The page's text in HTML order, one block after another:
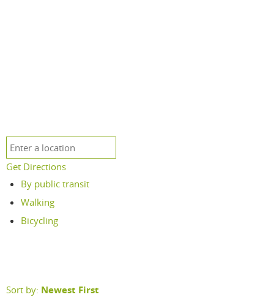
Get Directions
By public transit
Walking
Bicycling
Sort by: Newest First